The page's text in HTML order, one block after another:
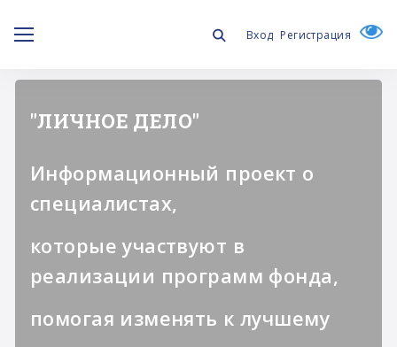
Вход Регистрация
"ЛИЧНОЕ ДЕЛО"
Информационный проект о
специалистах,
которые участвуют в
реализации программ фонда,
помогая изменять к лучшему